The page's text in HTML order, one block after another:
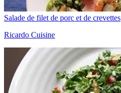
Salade de filet de porc et de crevettes
Ricardo Cuisine